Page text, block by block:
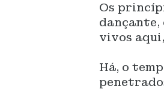
Os
dançante,
vivos
Há, o